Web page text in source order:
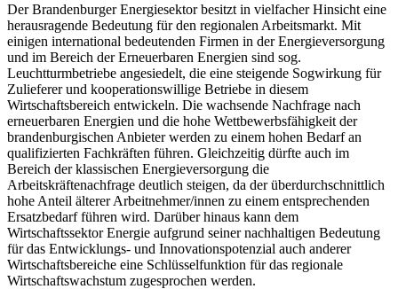
Der Brandenburger Energiesektor besitzt in vielfacher Hinsicht eine
herausragende Bedeutung für den regionalen Arbeitsmarkt. Mit
einigen international bedeutenden Firmen in der Energieversorgung
und im Bereich der Erneuerbaren Energien sind sog.
Leuchtturmbetriebe angesiedelt, die eine steigende Sogwirkung für
Zulieferer und kooperationswillige Betriebe in diesem
Wirtschaftsbereich entwickeln. Die wachsende Nachfrage nach
erneuerbaren Energien und die hohe Wettbewerbsfähigkeit der
brandenburgischen Anbieter werden zu einem hohen Bedarf an
qualifizierten Fachkräften führen. Gleichzeitig dürfte auch im
Bereich der klassischen Energieversorgung die
Arbeitskräftenachfrage deutlich steigen, da der überdurchschnittlich
hohe Anteil älterer Arbeitnehmer/innen zu einem entsprechenden
Ersatzbedarf führen wird. Darüber hinaus kann dem
Wirtschaftssektor Energie aufgrund seiner nachhaltigen Bedeutung
für das Entwicklungs- und Innovationspotenzial auch anderer
Wirtschaftsbereiche eine Schlüsselfunktion für das regionale
Wirtschaftswachstum zugesprochen werden.